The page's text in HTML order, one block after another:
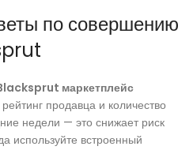
по совершению
маркетплейс
продавца и количество
недели — это снижает риск
используйте встроенный